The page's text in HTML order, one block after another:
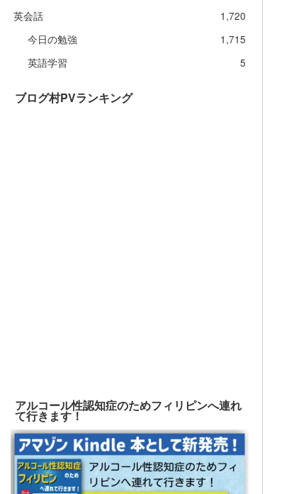
英会話
1,720
今日の勉強
1,715
英語学習
5
ブログ村PVランキング
アルコール性認知症のためフィリピンへ連れ
て行きます！